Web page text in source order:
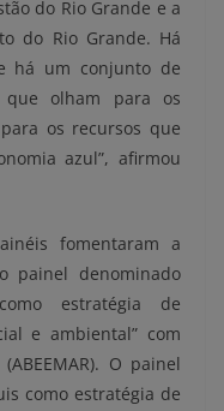
do Rio Grande e a
do Rio Grande. Há
há um conjunto de
olham para os
os recursos que
azul”, afirmou
fomentaram a
painel denominado
estratégia de
e ambiental” com
O painel
como estratégia de